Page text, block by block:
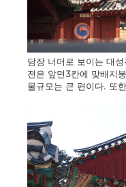
담장 너머로 보이는 대
전은 앞면3칸에 맞배지
물규모는 큰 편이다. 또